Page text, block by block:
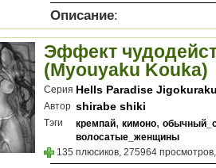
Описание:
Эффект
(Myouyaku Kouka)
Серия Hells Paradise
Автор shirabe shiki
Тэги кремпай, кимоно,
волосатые_женщины
135 плюсиков, 275964